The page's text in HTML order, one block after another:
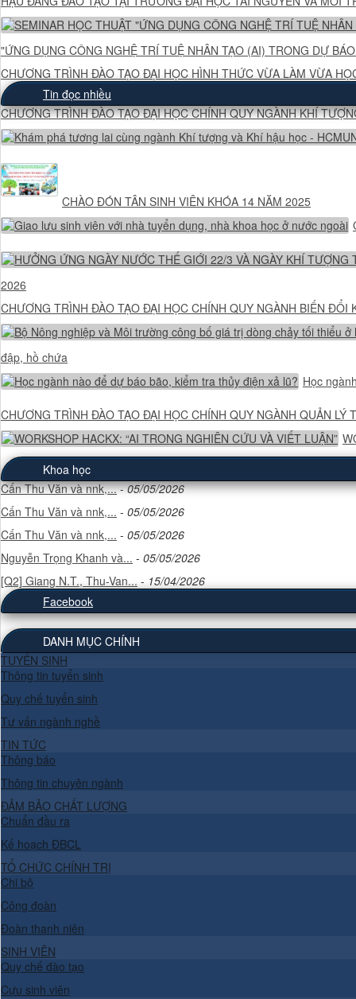
"ỨNG DỤNG CÔNG NGHỆ TRÍ TUỆ NHÂN TẠO (AI) TRONG DỰ
CHƯƠNG TRÌNH ĐÀO TẠO ĐẠI HỌC HÌNH THỨC VỪA LÀM VỪA
Tin đọc nhiều
CHƯƠNG TRÌNH ĐÀO TẠO ĐẠI HỌC CHÍNH QUY NGÀNH KHÍ
CHÀO ĐÓN TÂN SINH VIÊN KHÓA 14 NĂM 2025
2026
CHƯƠNG TRÌNH ĐÀO TẠO ĐẠI HỌC CHÍNH QUY NGÀNH BIẾN ĐỔI
đập, hồ chứa
Học
CHƯƠNG TRÌNH ĐÀO TẠO ĐẠI HỌC CHÍNH QUY NGÀNH QUẢN LÝ
Khoa học
Cấn Thu Văn và nnk,...-05/05/2026
Cấn Thu Văn và nnk,... - 05/05/2026
Cấn Thu Văn và nnk,... - 05/05/2026
Nguyễn Trọng Khanh và... - 05/05/2026
[Q2] Giang N.T., Thu-Van... - 15/04/2026
Facebook
DANH MỤC CHÍNH
TUYỂN SINH
Thông tin tuyển sinh
Quy chế tuyển sinh
Tư vấn ngành nghề
TIN TỨC
Thông báo
Thông tin chuyên ngành
ĐẢM BẢO CHẤT LƯỢNG
Chuẩn đầu ra
Kế hoạch ĐBCL
TỔ CHỨC CHÍNH TRỊ
Chi bộ
Công đoàn
Đoàn thanh niên
SINH VIÊN
Quy chế đào tạo
Cựu sinh viên